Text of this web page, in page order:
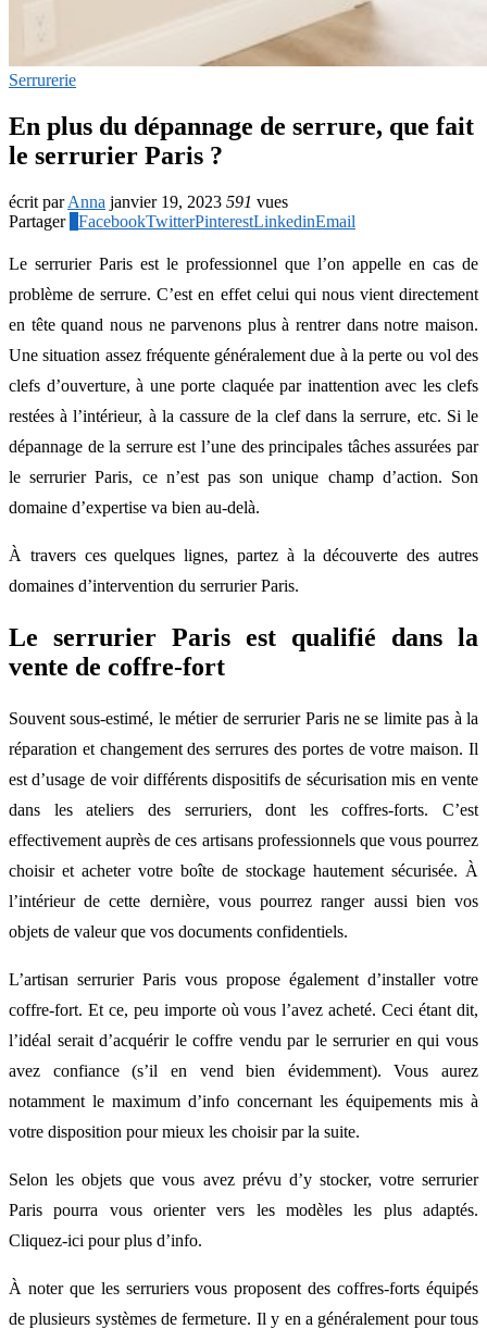
Serrurerie
En plus du dépannage de serrure, que fait
le serrurier Paris ?
écrit parAnna janvier 19, 2023 591 vues
Partager
FacebookTwitterPinterestLinkedinEmail
Le serrurier Paris est le professionnel que l’on appelle en cas de
problème de serrure. C’est en effet celui qui nous vient directement
en tête quand nous ne parvenons plus à rentrer dans notre maison.
Une situation assez fréquente généralement due à la perte ou vol des
clefs d’ouverture, à une porte claquée par inattention avec les clefs
restées à l’intérieur, à la cassure de la clef dans la serrure, etc. Si le
dépannage de la serrure est l’une des principales tâches assurées par
le serrurier Paris, ce n’est pas son unique champ d’action. Son
domaine d’expertise va bien au-delà.
À travers ces quelques lignes, partez à la découverte des autres
domaines d’intervention du serrurier Paris.
Le serrurier Paris est qualifié dans la
vente de coffre-fort
Souvent sous-estimé, le métier de serrurier Paris ne se limite pas à la
réparation et changement des serrures des portes de votre maison. Il
est d’usage de voir différents dispositifs de sécurisation mis en vente
dans les ateliers des serruriers, dont les coffres-forts. C’est
effectivement auprès de ces artisans professionnels que vous pourrez
choisir et acheter votre boîte de stockage hautement sécurisée. À
l’intérieur de cette dernière, vous pourrez ranger aussi bien vos
objets de valeur que vos documents confidentiels.
L’artisan serrurier Paris vous propose également d’installer votre
coffre-fort. Et ce, peu importe où vous l’avez acheté. Ceci étant dit,
l’idéal serait d’acquérir le coffre vendu par le serrurier en qui vous
avez confiance (s’il en vend bien évidemment). Vous aurez
notamment le maximum d’info concernant les équipements mis à
votre disposition pour mieux les choisir par la suite.
Selon les objets que vous avez prévu d’y stocker, votre serrurier
Paris pourra vous orienter vers les modèles les plus adaptés.
Cliquez-ici pour plus d’info.
À noter que les serruriers vous proposent des coffres-forts équipés
de plusieurs systèmes de fermeture. Il y en a généralement pour tous